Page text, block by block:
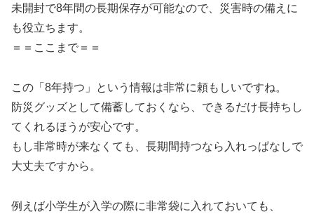
未開封で8年間の長期保存が可能なので、災害時の備えに
も役立ちます。
＝＝ここまで＝＝
この「8年持つ」という情報は非常に頼もしいですね。
防災グッズとして備蓄しておくなら、できるだけ長持ちし
てくれるほうが安心です。
もし非常時が来なくても、長期間持つなら入れっぱなしで
大丈夫ですから。
例えば小学生が入学の際に非常袋に入れておいても、